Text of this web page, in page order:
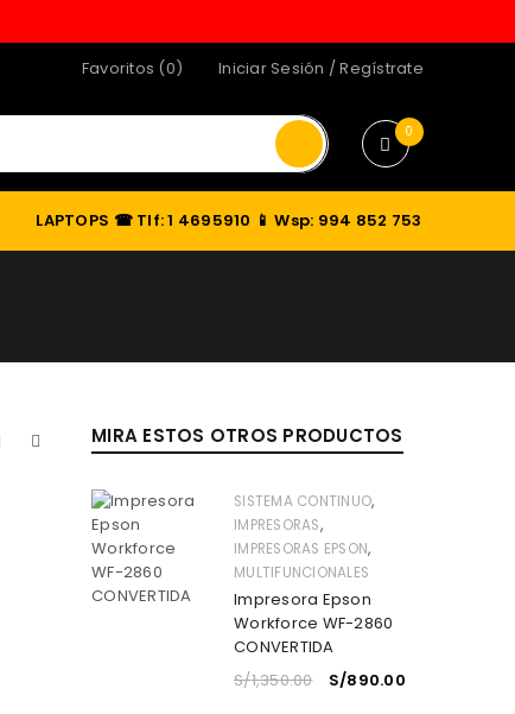
Iniciar Sesión /Regístrate
Favoritos (0)
0
LAPTOPS ☎ Tlf: 1 4695910 📱 Wsp: 994 852 753
MIRA ESTOS OTROS PRODUCTOS
SISTEMA CONTINUO,
IMPRESORAS,
IMPRESORAS EPSON,
MULTIFUNCIONALES
Impresora Epson
Workforce WF-2860
CONVERTIDA
S/1,350.00 S/890.00